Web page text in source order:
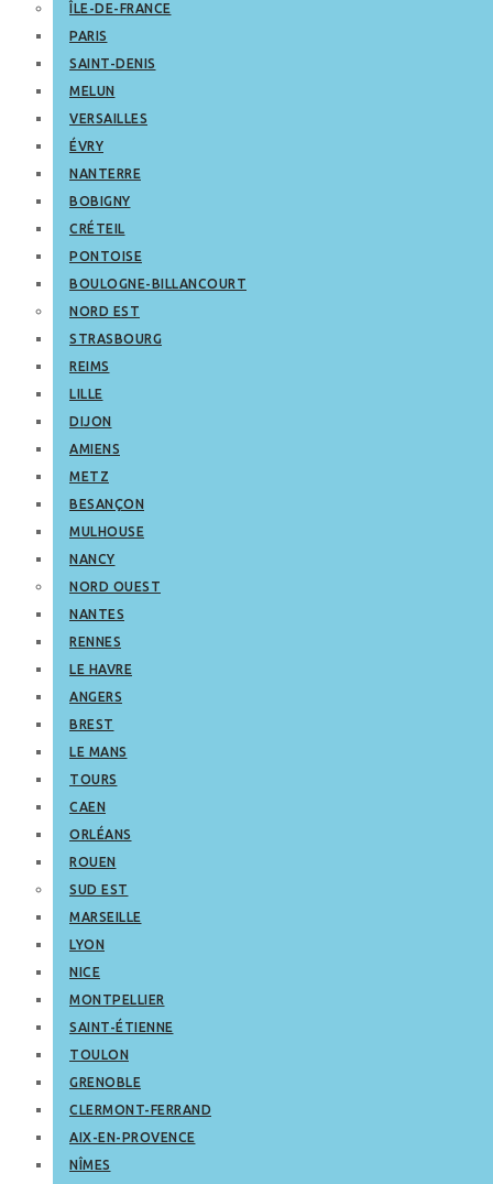
ÎLE-DE-FRANCE
PARIS
SAINT-DENIS
MELUN
VERSAILLES
ÉVRY
NANTERRE
BOBIGNY
CRÉTEIL
PONTOISE
BOULOGNE-BILLANCOURT
NORD EST
STRASBOURG
REIMS
LILLE
DIJON
AMIENS
METZ
BESANÇON
MULHOUSE
NANCY
NORD OUEST
NANTES
RENNES
LE HAVRE
ANGERS
BREST
LE MANS
TOURS
CAEN
ORLÉANS
ROUEN
SUD EST
MARSEILLE
LYON
NICE
MONTPELLIER
SAINT-ÉTIENNE
TOULON
GRENOBLE
CLERMONT-FERRAND
AIX-EN-PROVENCE
NÎMES